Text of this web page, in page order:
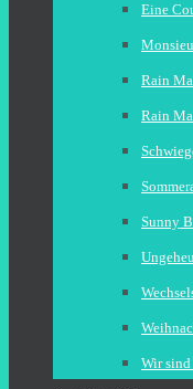
Eine
Rain
Rain
Sunny
Wir sind